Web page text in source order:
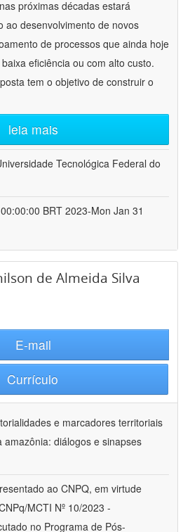
próximas décadas estará
ao desenvolvimento de novos
de processos que ainda hoje
eficiência ou com alto custo.
tem o objetivo de construir o
leia mais
Tecnológica Federal do
BRT 2023-Mon Jan 31
de Almeida Silva
E-mail
Currículo
e marcadores territoriais
diálogos e sinapses
ao CNPQ, em virtude
MCTI Nº 10/2023 -
no Programa de Pós-